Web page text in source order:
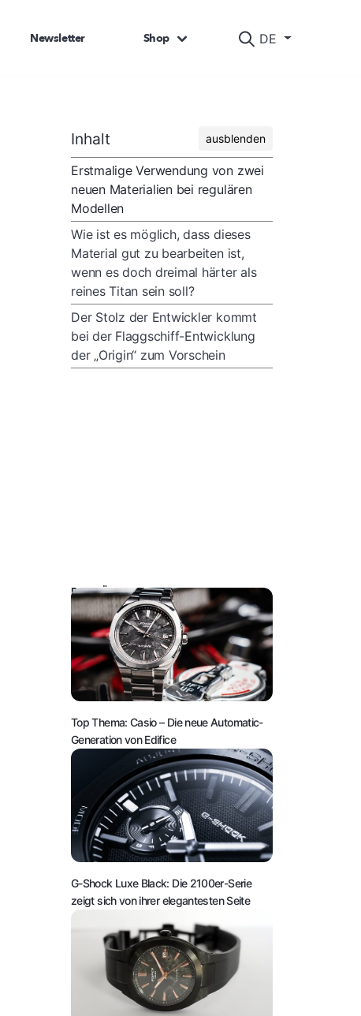
DE
Newsletter Shop
Inhalt ausblenden
Erstmalige Verwendung von zwei
neuen Materialien bei regulären
Modellen
Wie ist es möglich, dass dieses
Material gut zu bearbeiten ist,
wenn es doch dreimal härter als
reines Titan sein soll?
Der Stolz der Entwickler kommt
bei der Flaggschiff-Entwicklung
der „Origin“ zum Vorschein
DAS KÖNNTE SIE AUCH INTERESSIEREN:
Top Thema: Casio – Die neue Automatic-
Generation von Edifice
G-Shock Luxe Black: Die 2100er-Serie
zeigt sich von ihrer elegantesten Seite